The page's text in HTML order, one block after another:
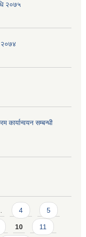
२०७५
२०७४
कार्यान्वयन सम्बन्धी
4 5
10 11